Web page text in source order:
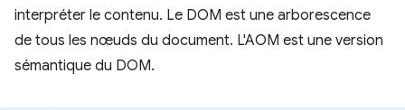
interpréter le contenu. Le DOM est une arborescence
de tous les nœuds du document. L'AOM est une version
sémantique du DOM.